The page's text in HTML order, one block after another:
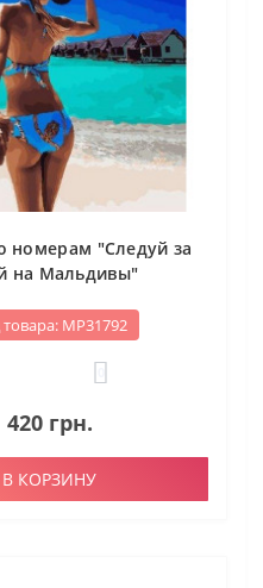
номерам "Следуй за
на Мальдивы"
товара: МР31792
420 грн.
В КОРЗИНУ